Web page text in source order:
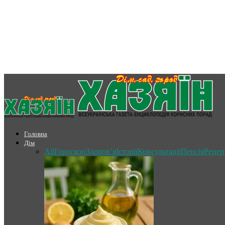
Головна
Дім
AllГороскопЗдоров’яІсторіїКонсультаціїПенсія